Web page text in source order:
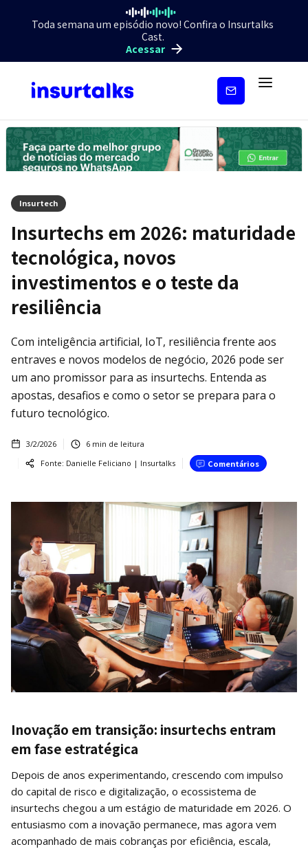
Toda semana um episódio novo! Confira o Insurtalks
Cast.
Acessar
Inscreva-
Insurtech
Insurtechs em 2026: maturidade
tecnológica, novos
investimentos e o teste da
resiliência
Com inteligência artificial, IoT, resiliência frente aos
entraves e novos modelos de negócio, 2026 pode ser
um ano promissor para as insurtechs. Entenda as
apostas, desafios e como o setor se prepara para o
futuro tecnológico.
3/2/2026 6 min de leitura
Fonte: Danielle Feliciano | Insurtalks Comentários
Inovação em transição: insurtechs entram
em fase estratégica
Depois de anos experimentando, crescendo com impulso
do capital de risco e digitalização, o ecossistema de
insurtechs chegou a um estágio de maturidade em 2026. O
entusiasmo com a inovação permanece, mas agora vem
acompanhado de mais cobranças por eficiência, escala,